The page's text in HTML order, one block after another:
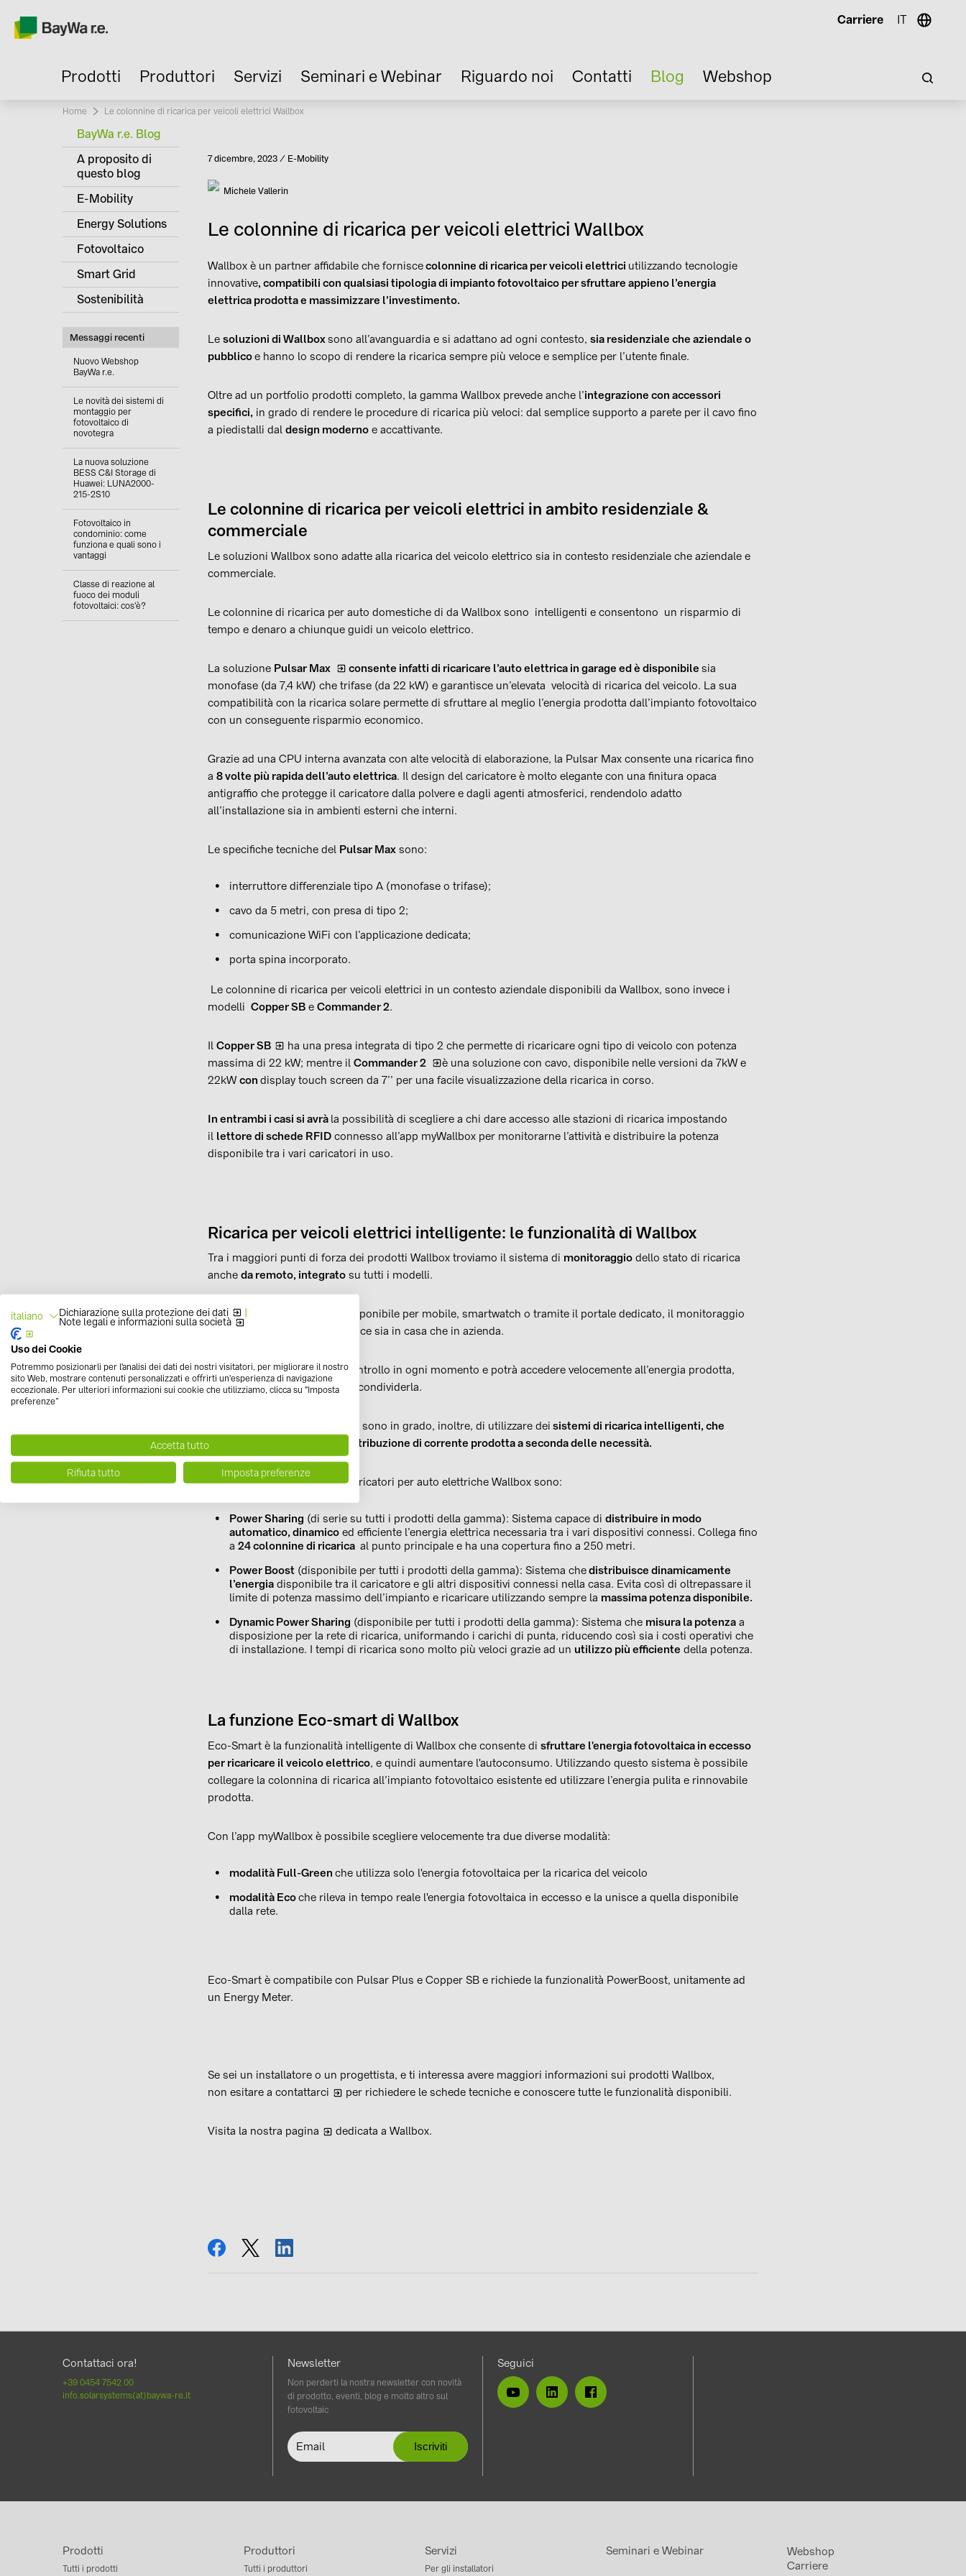
Carriere IT
Prodotti Produttori Servizi Seminari e Webinar Riguardo noi Contatti Blog Webshop
Home Current:
Le colonnine di ricarica per veicoli elettrici Wallbox
BayWa r.e. Blog
A proposito di
questo blog
E-Mobility
Energy Solutions
Fotovoltaico
Smart Grid
Sostenibilità
Messaggi recenti
Nuovo Webshop
BayWa r.e.
Le novità dei sistemi di
montaggio per
fotovoltaico di
novotegra
La nuova soluzione
BESS C&I Storage di
Huawei: LUNA2000-
215-2S10
Fotovoltaico in
condominio: come
funziona e quali sono i
vantaggi
Classe di reazione al
fuoco dei moduli
fotovoltaici: cos'è?
Pubblicato
7 dicembre, 2023 Categoria
E-Mobility
AutoreMichele Vallerin
Le colonnine di ricarica per veicoli elettrici Wallbox
Wallbox è un partner affidabile che forniscecolonnine di ricarica per veicoli elettrici utilizzando tecnologie
innovative, compatibili con qualsiasi tipologia di impianto fotovoltaico per sfruttare appieno l’energia
elettrica prodotta e massimizzare l’investimento.
Le soluzioni di Wallboxsono all’avanguardia e si adattano ad ogni contesto, sia residenziale che aziendale o
pubblicoe hanno lo scopo di rendere la ricarica sempre più veloce e semplice per l’utente finale.
Oltre ad un portfolio prodotti completo, la gamma Wallbox prevede anche l’integrazione con accessori
specifici,in grado di rendere le procedure di ricarica più veloci: dal semplice supporto a parete per il cavo fino
a piedistalli dal design modernoe accattivante.
Le colonnine di ricarica per veicoli elettrici in ambito residenziale &
commerciale
Le soluzioni Wallbox sono adatte alla ricarica del veicolo elettrico sia in contesto residenziale che aziendale e
commerciale.
Le colonnine di ricarica per auto domestiche di da Wallbox sono intelligenti e consentono un risparmio di
tempo e denaro a chiunque guidi un veicolo elettrico.
La soluzione Pulsar Max consente infatti di ricaricare l’auto elettrica in garage ed è disponibile sia
monofase (da 7,4 kW) che trifase (da 22 kW) e garantisce un’elevata velocità di ricarica del veicolo. La sua
compatibilità con la ricarica solare permette di sfruttare al meglio l’energia prodotta dall’impianto fotovoltaico
con un conseguente risparmio economico.
Grazie ad una CPU interna avanzata con alte velocità di elaborazione, la Pulsar Max consente una ricarica fino
a 8 volte più rapida dell’auto elettrica. Il design del caricatore è molto elegante con una finitura opaca
antigraffio che protegge il caricatore dalla polvere e dagli agenti atmosferici, rendendolo adatto
all’installazione sia in ambienti esterni che interni.
Le specifiche tecniche del Pulsar Maxsono:
interruttore differenziale tipo A (monofase o trifase);
cavo da 5 metri, con presa di tipo 2;
comunicazione WiFi con l’applicazione dedicata;
porta spina incorporato.
Le colonnine di ricarica per veicoli elettrici in un contesto aziendale disponibili da Wallbox, sono invece i
modelli Copper SBe Commander 2.
Il Copper SB
ha una presa integrata di tipo 2 che permette di ricaricare ogni tipo di veicolo con potenza
massima di 22 kW; mentre il Commander 2
è una soluzione con cavo, disponibile nelle versioni da 7kW e
22kW con display touch screen da 7’’ per una facile visualizzazione della ricarica in corso.
In entrambi i casi si avrà la possibilità di scegliere a chi dare accesso alle stazioni di ricarica impostando
il lettore di schede RFIDconnesso all’app myWallbox per monitorarne l’attività e distribuire la potenza
disponibile tra i vari caricatori in uso.
Ricarica per veicoli elettrici intelligente: le funzionalità di Wallbox
Tra i maggiori punti di forza dei prodotti Wallbox troviamo il sistema di monitoraggiodello stato di ricarica
anche da remoto, integratosu tutti i modelli.
Grazie all’
, disponibile per mobile, smartwatch o tramite il portale dedicato, il monitoraggio
della ricarica è semplice e veloce sia in casa che in azienda.
Il cliente finale avrà il pieno controllo in ogni momento e potrà accedere velocemente all’energia prodotta,
scegliendo poi come usarla o condividerla.
I dispositivi di ricarica Wallbox sono in grado, inoltre, di utilizzare dei sistemi di ricarica intelligenti, che
modificano la quantità e la distribuzione di corrente prodotta a seconda delle necessità.
I sistemi smart utilizzati dai caricatori per auto elettriche Wallbox sono:
Power Sharing (di serie su tutti i prodotti della gamma): Sistema capace di distribuire in modo
automatico, dinamicoed efficiente l’energia elettrica necessaria tra i vari dispositivi connessi. Collega fino
a 24 colonnine di ricarica al punto principale e ha una copertura fino a 250 metri.
Power Boost(disponibile per tutti i prodotti della gamma): Sistema chedistribuisce dinamicamente
l’energiadisponibile tra il caricatore e gli altri dispositivi connessi nella casa. Evita così di oltrepassare il
limite di potenza massimo dell’impianto e ricaricare utilizzando sempre la massima potenza disponibile.
Dynamic Power Sharing (disponibile per tutti i prodotti della gamma): Sistema che misura la potenzaa
disposizione per la rete di ricarica, uniformando i carichi di punta, riducendo così sia i costi operativi che
di installazione. I tempi di ricarica sono molto più veloci grazie ad un utilizzo più efficiente della potenza.
La funzione Eco-smart di Wallbox
Eco-Smart è la funzionalità intelligente di Wallbox che consente di sfruttare l'energia fotovoltaica in eccesso
per ricaricare il veicolo elettrico, e quindi aumentare l'autoconsumo. Utilizzando questo sistema è possibile
collegare la colonnina di ricarica all’impianto fotovoltaico esistente ed utilizzare l’energia pulita e rinnovabile
prodotta.
Con l’app myWallbox è possibile scegliere velocemente tra due diverse modalità:
modalità Full-Green che utilizza solo l'energia fotovoltaica per la ricarica del veicolo
modalità Ecoche rileva in tempo reale l'energia fotovoltaica in eccesso e la unisce a quella disponibile
dalla rete.
Eco-Smart è compatibile con Pulsar Plus e Copper SB e richiede la funzionalità PowerBoost, unitamente ad
un Energy Meter.
Se sei un installatore o un progettista, e ti interessa avere maggiori informazioni sui prodotti Wallbox,
non esitare a contattarci
per richiedere le schede tecniche e conoscere tutte le funzionalità disponibili.
Visita la nostra pagina dedicata a Wallbox.
condividi
tweetcondividi
Contattaci ora!
+39 0454 7542 00
info.solarsystems(at)baywa-re.it
Newsletter
Non perderti la nostra newsletter con novità
di prodotto, eventi, blog e molto altro sul
fotovoltaic
Seguici
Prodotti
Tutti i prodotti
Produttori
Tutti i produttori
Servizi
Per gli installatori
Seminari e Webinar
Webshop
Carriere
italiano Dichiarazione sulla protezione dei dati |
Note legali e informazioni sulla società
Uso dei Cookie
Potremmo posizionarli per l'analisi dei dati dei nostri visitatori, per migliorare il nostro
sito Web, mostrare contenuti personalizzati e offrirti un'esperienza di navigazione
eccezionale. Per ulteriori informazioni sui cookie che utilizziamo, clicca su "Imposta
preferenze”
Accetta tutto
Rifiuta tutto Imposta preferenze